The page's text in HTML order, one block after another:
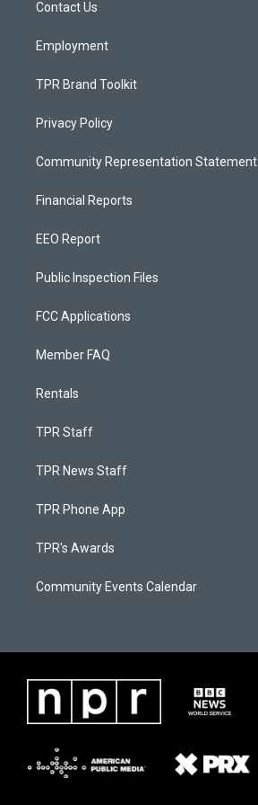
a
Contact Us
Employment
TPR Brand Toolkit
Privacy Policy
Community Representation Statement
Financial Reports
EEO Report
Public Inspection Files
FCC Applications
Member FAQ
Rentals
TPR Staff
TPR News Staff
TPR Phone App
TPR's Awards
Community Events Calendar